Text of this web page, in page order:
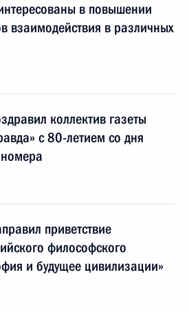
в повышении
взаимодействия в различных
коллектив газеты
с 80-летием со дня
приветствие
философского
и будущее цивилизации»